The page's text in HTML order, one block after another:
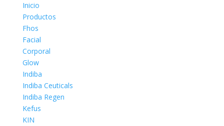
Inicio
Productos
Fhos
Facial
Corporal
Glow
Indiba
Indiba Ceuticals
Indiba Regen
Kefus
KIN